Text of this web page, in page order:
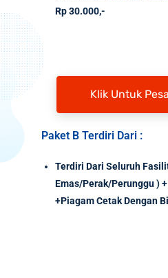
Rp 30.000,-
Klik Untuk
Paket B Terdiri Dari :
Terdiri Dari Seluruh
Emas/Perak/Perunggu )
+Piagam Cetak Dengan